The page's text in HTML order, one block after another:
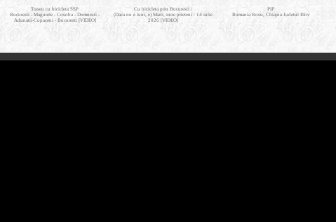
Traseu cu bicicleta SSP
Bucuresti - Magurele - Cosoba - Domnesti -
Adunatii-Copaceni - Bucuresti [VIDEO]
Cu bicicleta prin Bucuresti /
(Daca nu e luni, e) Marti, intre prieteni / 14 iulie
2026 [VIDEO]
PiP
Romania Rosu, Chiajna Judetul Ilfov